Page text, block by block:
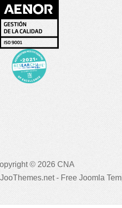
© 2026 CNA
- Free Joomla